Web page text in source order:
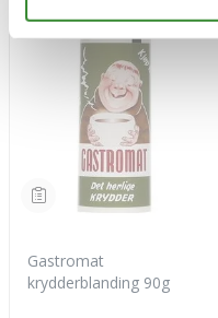
Gastromat
krydderblanding 90g